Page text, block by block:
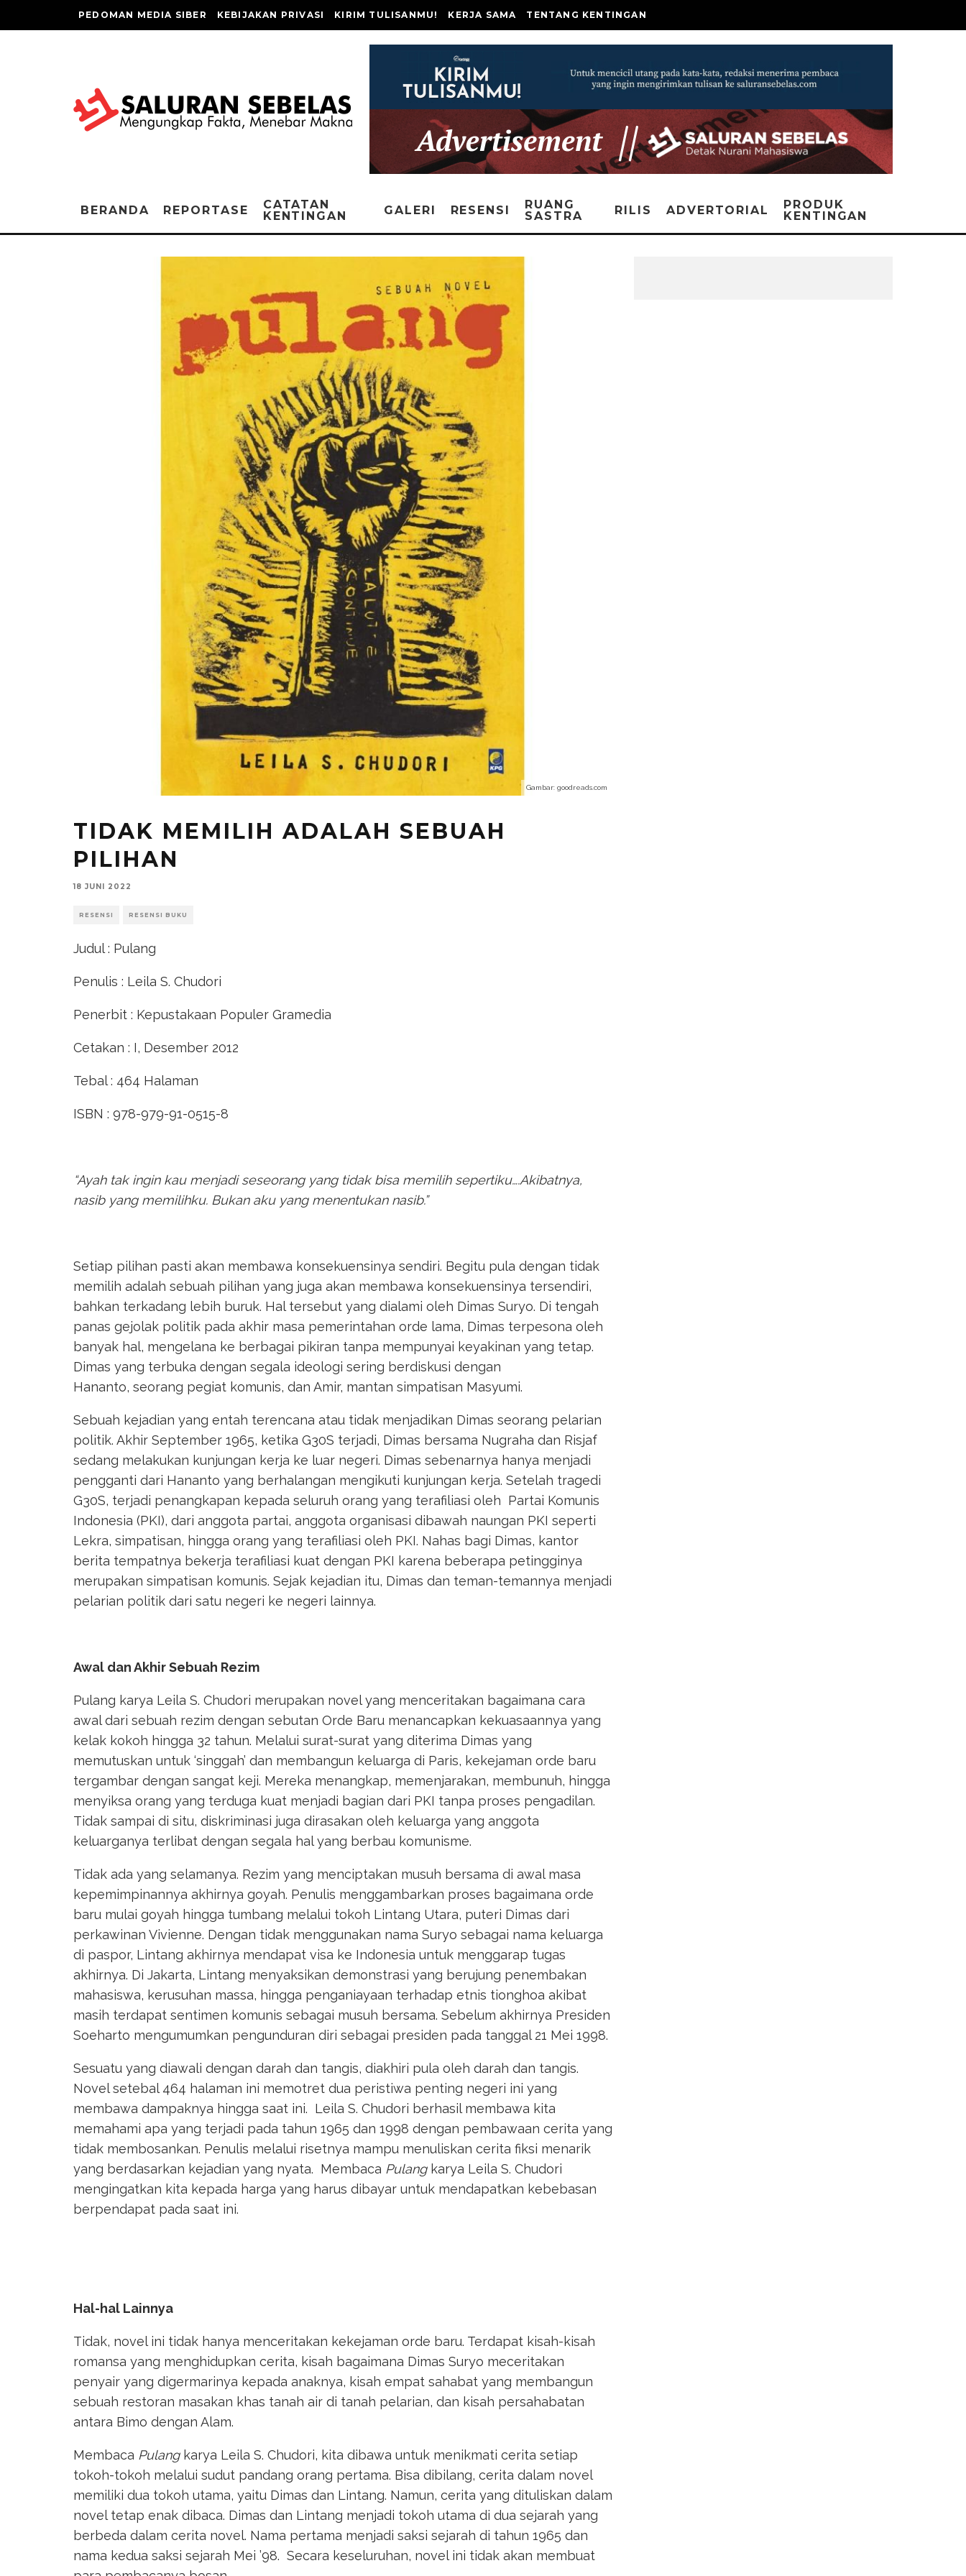
PEDOMAN MEDIA SIBER KEBIJAKAN PRIVASI KIRIM TULISANMU! KERJA SAMA TENTANG KENTINGAN
BERANDA REPORTASE
CATATAN
KENTINGAN
GALERI RESENSI
RUANG
SASTRA
RILIS ADVERTORIAL
PRODUK
KENTINGAN
Gambar: goodreads.com
TIDAK MEMILIH ADALAH SEBUAH
PILIHAN
18 JUNI 2022
RESENSI RESENSI BUKU
Judul : Pulang
Penulis : Leila S. Chudori
Penerbit : Kepustakaan Populer Gramedia
Cetakan : I, Desember 2012
Tebal : 464 Halaman
ISBN : 978-979-91-0515-8
“Ayah tak ingin kau menjadi seseorang yang tidak bisa memilih sepertiku….Akibatnya,
nasib yang memilihku. Bukan aku yang menentukan nasib.”
Setiap pilihan pasti akan membawa konsekuensinya sendiri. Begitu pula dengan tidak
memilih adalah sebuah pilihan yang juga akan membawa konsekuensinya tersendiri,
bahkan terkadang lebih buruk. Hal tersebut yang dialami oleh Dimas Suryo. Di tengah
panas gejolak politik pada akhir masa pemerintahan orde lama, Dimas terpesona oleh
banyak hal, mengelana ke berbagai pikiran tanpa mempunyai keyakinan yang tetap.
Dimas yang terbuka dengan segala ideologi sering berdiskusi dengan
Hananto, seorang pegiat komunis, dan Amir, mantan simpatisan Masyumi.
Sebuah kejadian yang entah terencana atau tidak menjadikan Dimas seorang pelarian
politik. Akhir September 1965, ketika G30S terjadi, Dimas bersama Nugraha dan Risjaf
sedang melakukan kunjungan kerja ke luar negeri. Dimas sebenarnya hanya menjadi
pengganti dari Hananto yang berhalangan mengikuti kunjungan kerja. Setelah tragedi
G30S, terjadi penangkapan kepada seluruh orang yang terafiliasi oleh Partai Komunis
Indonesia (PKI), dari anggota partai, anggota organisasi dibawah naungan PKI seperti
Lekra, simpatisan, hingga orang yang terafiliasi oleh PKI. Nahas bagi Dimas, kantor
berita tempatnya bekerja terafiliasi kuat dengan PKI karena beberapa petingginya
merupakan simpatisan komunis. Sejak kejadian itu, Dimas dan teman-temannya menjadi
pelarian politik dari satu negeri ke negeri lainnya.
Awal dan Akhir Sebuah Rezim
Pulang karya Leila S. Chudori merupakan novel yang menceritakan bagaimana cara
awal dari sebuah rezim dengan sebutan Orde Baru menancapkan kekuasaannya yang
kelak kokoh hingga 32 tahun. Melalui surat-surat yang diterima Dimas yang
memutuskan untuk ‘singgah’ dan membangun keluarga di Paris, kekejaman orde baru
tergambar dengan sangat keji. Mereka menangkap, memenjarakan, membunuh, hingga
menyiksa orang yang terduga kuat menjadi bagian dari PKI tanpa proses pengadilan.
Tidak sampai di situ, diskriminasi juga dirasakan oleh keluarga yang anggota
keluarganya terlibat dengan segala hal yang berbau komunisme.
Tidak ada yang selamanya. Rezim yang menciptakan musuh bersama di awal masa
kepemimpinannya akhirnya goyah. Penulis menggambarkan proses bagaimana orde
baru mulai goyah hingga tumbang melalui tokoh Lintang Utara, puteri Dimas dari
perkawinan Vivienne. Dengan tidak menggunakan nama Suryo sebagai nama keluarga
di paspor, Lintang akhirnya mendapat visa ke Indonesia untuk menggarap tugas
akhirnya. Di Jakarta, Lintang menyaksikan demonstrasi yang berujung penembakan
mahasiswa, kerusuhan massa, hingga penganiayaan terhadap etnis tionghoa akibat
masih terdapat sentimen komunis sebagai musuh bersama. Sebelum akhirnya Presiden
Soeharto mengumumkan pengunduran diri sebagai presiden pada tanggal 21 Mei 1998.
Sesuatu yang diawali dengan darah dan tangis, diakhiri pula oleh darah dan tangis.
Novel setebal 464 halaman ini memotret dua peristiwa penting negeri ini yang
membawa dampaknya hingga saat ini. Leila S. Chudori berhasil membawa kita
memahami apa yang terjadi pada tahun 1965 dan 1998 dengan pembawaan cerita yang
tidak membosankan. Penulis melalui risetnya mampu menuliskan cerita fiksi menarik
yang berdasarkan kejadian yang nyata. Membaca Pulang karya Leila S. Chudori
mengingatkan kita kepada harga yang harus dibayar untuk mendapatkan kebebasan
berpendapat pada saat ini.
Hal-hal Lainnya
Tidak, novel ini tidak hanya menceritakan kekejaman orde baru. Terdapat kisah-kisah
romansa yang menghidupkan cerita, kisah bagaimana Dimas Suryo meceritakan
penyair yang digermarinya kepada anaknya, kisah empat sahabat yang membangun
sebuah restoran masakan khas tanah air di tanah pelarian, dan kisah persahabatan
antara Bimo dengan Alam.
Membaca Pulang karya Leila S. Chudori, kita dibawa untuk menikmati cerita setiap
tokoh-tokoh melalui sudut pandang orang pertama. Bisa dibilang, cerita dalam novel
memiliki dua tokoh utama, yaitu Dimas dan Lintang. Namun, cerita yang dituliskan dalam
novel tetap enak dibaca. Dimas dan Lintang menjadi tokoh utama di dua sejarah yang
berbeda dalam cerita novel. Nama pertama menjadi saksi sejarah di tahun 1965 dan
nama kedua saksi sejarah Mei ’98. Secara keseluruhan, novel ini tidak akan membuat